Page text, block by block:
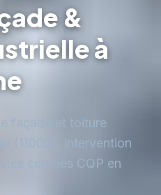
&
à
façade et toiture
(11000). Intervention
certifiés CQP en